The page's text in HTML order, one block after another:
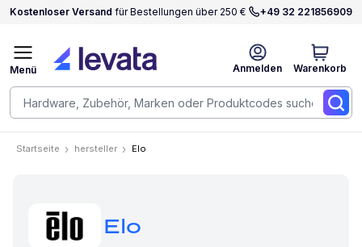
Kostenloser Versand für Bestellungen über 250 € +49 32 221856909
Anmelden Warenkorb
Menü
Startseite hersteller Elo
Elo